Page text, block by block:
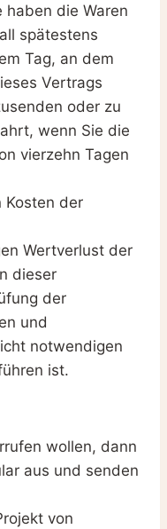
die Waren
spätestens
Tag, an dem
Vertrags
oder zu
wenn Sie die
vierzehn Tagen
Kosten der
Wertverlust der
dieser
der
und
notwendigen
ist.
wollen, dann
aus und senden
von